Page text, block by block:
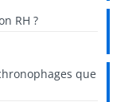
RH ?
que